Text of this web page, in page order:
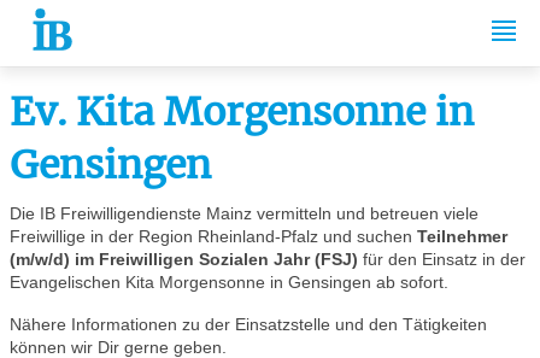
Springe zum Inhalt
Ev. Kita Morgensonne in
Gensingen
Die IB Freiwilligendienste Mainz vermitteln und betreuen viele
Freiwillige in der Region Rheinland-Pfalz und suchen Teilnehmer
(m/w/d) im Freiwilligen Sozialen Jahr (FSJ) für den Einsatz in der
Evangelischen Kita Morgensonne in Gensingen ab sofort.
Nähere Informationen zu der Einsatzstelle und den Tätigkeiten
können wir Dir gerne geben.